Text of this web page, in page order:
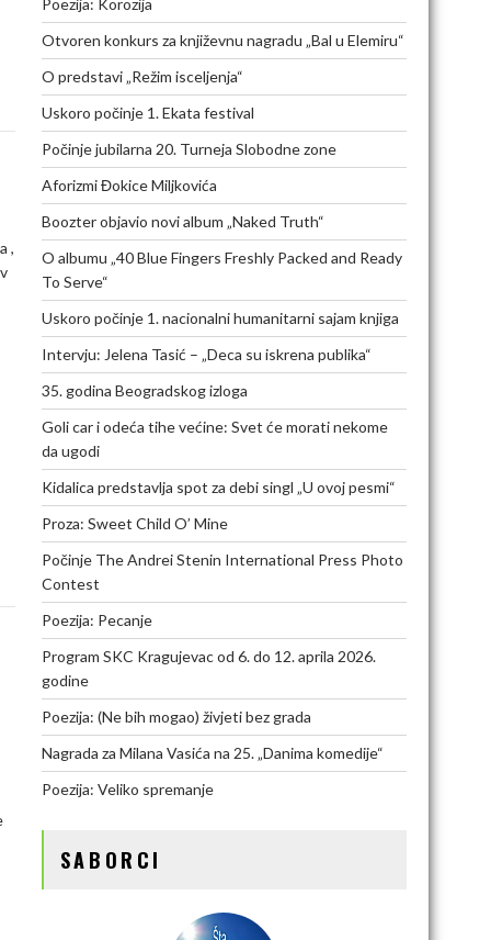
,
Poezija: Korozija
Otvoren konkurs za književnu nagradu „Bal u Elemiru“
O predstavi „Režim isceljenja“
Uskoro počinje 1. Ekata festival
Počinje jubilarna 20. Turneja Slobodne zone
Aforizmi Đokice Miljkovića
Boozter objavio novi album „Naked Truth“
O albumu „40 Blue Fingers Freshly Packed and Ready
To Serve“
Uskoro počinje 1. nacionalni humanitarni sajam knjiga
Intervju: Jelena Tasić – „Deca su iskrena publika“
35. godina Beogradskog izloga
Goli car i odeća tihe većine: Svet će morati nekome
da ugodi
Kidalica predstavlja spot za debi singl „U ovoj pesmi“
Proza: Sweet Child O’ Mine
Počinje The Andrei Stenin International Press Photo
Contest
Poezija: Pecanje
Program SKC Kragujevac od 6. do 12. aprila 2026.
godine
Poezija: (Ne bih mogao) živjeti bez grada
Nagrada za Milana Vasića na 25. „Danima komedije“
Poezija: Veliko spremanje
SABORCI